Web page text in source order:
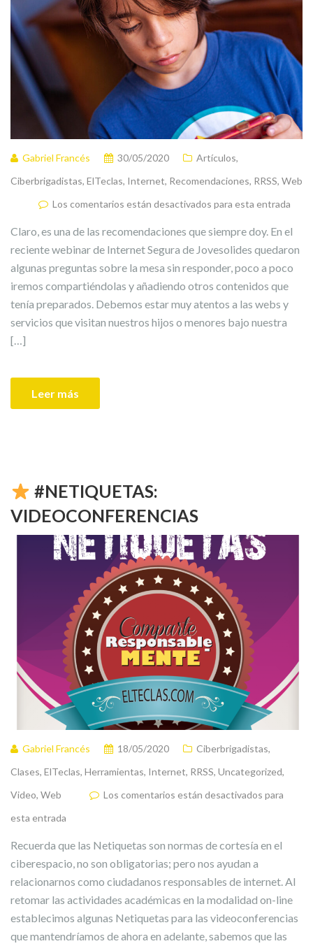
Gabriel Francés 30/05/2020 Artículos,
Ciberbrigadistas, ElTeclas, Internet, Recomendaciones, RRSS, Web
Los comentarios están desactivados para esta entrada
Claro, es una de las recomendaciones que siempre doy. En el
reciente webinar de Internet Segura de Jovesolides quedaron
algunas preguntas sobre la mesa sin responder, poco a poco
iremos compartiéndolas y añadiendo otros contenidos que
tenía preparados. Debemos estar muy atentos a las webs y
servicios que visitan nuestros hijos o menores bajo nuestra
[…]
Leer más
#NETIQUETAS:
VIDEOCONFERENCIAS
Gabriel Francés 18/05/2020 Ciberbrigadistas,
Clases, ElTeclas, Herramientas, Internet, RRSS, Uncategorized,
Video, Web
Los comentarios están desactivados para
esta entrada
Recuerda que las Netiquetas son normas de cortesía en el
ciberespacio, no son obligatorias; pero nos ayudan a
relacionarnos como ciudadanos responsables de internet. Al
retomar las actividades académicas en la modalidad on-line
establecimos algunas Netiquetas para las videoconferencias
que mantendríamos de ahora en adelante, sabemos que las